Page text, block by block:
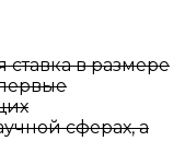
в размере
сферах, а